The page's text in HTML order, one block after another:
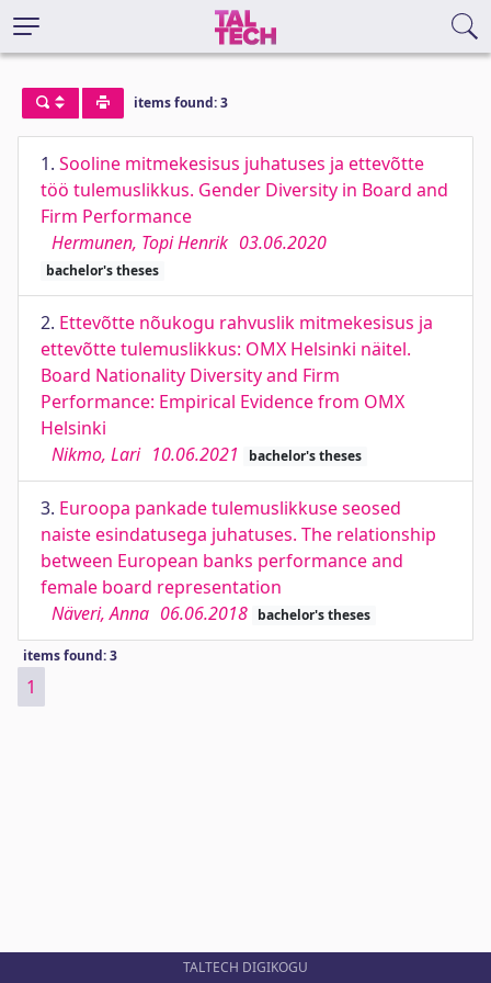
items found: 3
1. Sooline mitmekesisus juhatuses ja ettevõtte
töö tulemuslikkus. Gender Diversity in Board and
Firm Performance
Hermunen, Topi Henrik 03.06.2020
bachelor's theses
2. Ettevõtte nõukogu rahvuslik mitmekesisus ja
ettevõtte tulemuslikkus: OMX Helsinki näitel.
Board Nationality Diversity and Firm
Performance: Empirical Evidence from OMX
Helsinki
Nikmo, Lari 10.06.2021 bachelor's theses
3. Euroopa pankade tulemuslikkuse seosed
naiste esindatusega juhatuses. The relationship
between European banks performance and
female board representation
Näveri, Anna 06.06.2018 bachelor's theses
items found: 3
1
TALTECH DIGIKOGU